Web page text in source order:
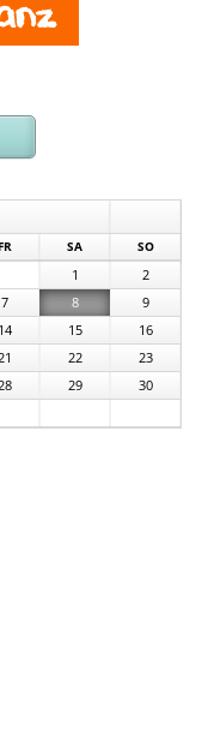
EITAG SA SONNTAG
1
2
7 8
9
14 15
16
21 22
23
28 29
30